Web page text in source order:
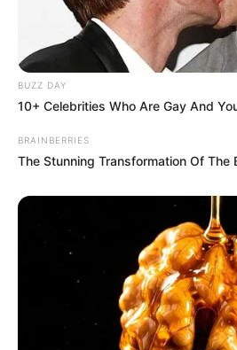
BUZZ DAY
10+ Celebrities Who Are Gay And
BRAINBERRIES
The Stunning Transformation Of The